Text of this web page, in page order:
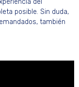
del
posible. Sin duda,
también